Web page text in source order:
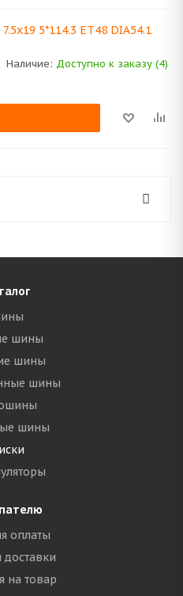
5*114.3 ET48 DIA54.1
Наличие: Доступно к заказу (4)
шины
шины
шины
шины
оплаты
доставки
на товар